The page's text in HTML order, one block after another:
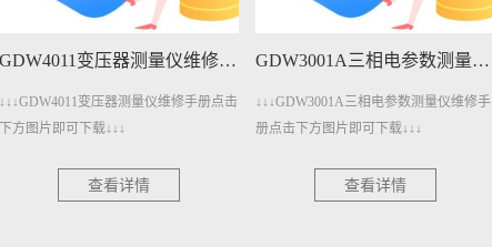
GDW4011变压器测量仪维修手册下载
↓↓↓GDW4011变压器测量仪维修手册点击
下方图片即可下载↓↓↓
查看详情
GDW3001A三相电参数测量仪维修手册下载
↓↓↓GDW3001A三相电参数测量仪维修手
册点击下方图片即可下载↓↓↓
查看详情